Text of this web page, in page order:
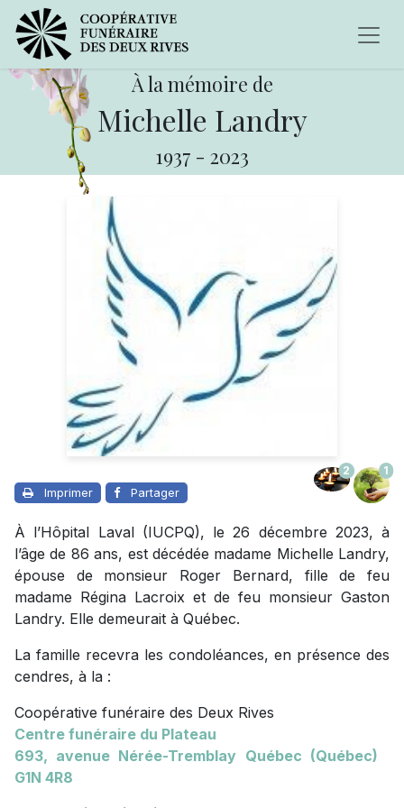
À la mémoire de
Michelle Landry
1937 - 2023
Imprimer Partager
2 1
À l’Hôpital Laval (IUCPQ), le 26 décembre 2023, à
l’âge de 86 ans, est décédée madame Michelle Landry,
épouse de monsieur Roger Bernard, fille de feu
madame Régina Lacroix et de feu monsieur Gaston
Landry. Elle demeurait à Québec.
La famille recevra les condoléances, en présence des
cendres, à la :
Coopérative funéraire des Deux Rives
Centre funéraire du Plateau
693, avenue Nérée-Tremblay Québec (Québec)
G1N 4R8